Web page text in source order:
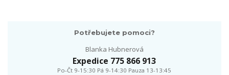
Potřebujete pomoci?
Blanka Hubnerová
Expedice 775 866 913
Po-Čt 9-15:30 Pá 9-14:30 Pauza 13-13:45